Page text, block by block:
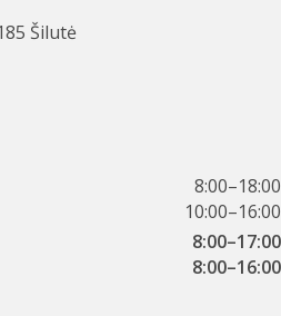
Šilutė
8:00–18:00
10:00–16:00
8:00–17:00
8:00–16:00